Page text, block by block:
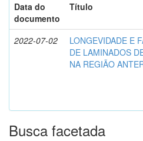
Data do
documento
Título
2022-07-02
LONGEVIDADE E
DE LAMINADOS
NA REGIÃO
Busca facetada